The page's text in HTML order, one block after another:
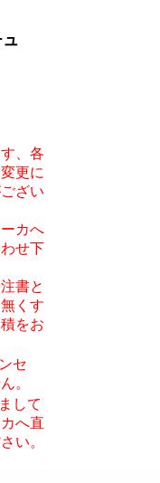
、各
更に
ざい
カへ
せ下
書と
くす
をお
セ
。
して
へ直
い。